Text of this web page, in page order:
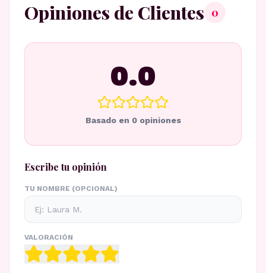
Opiniones de Clientes 0
0.0
Basado en 0opiniones
Escribe tu opinión
TU NOMBRE (OPCIONAL)
VALORACIÓN